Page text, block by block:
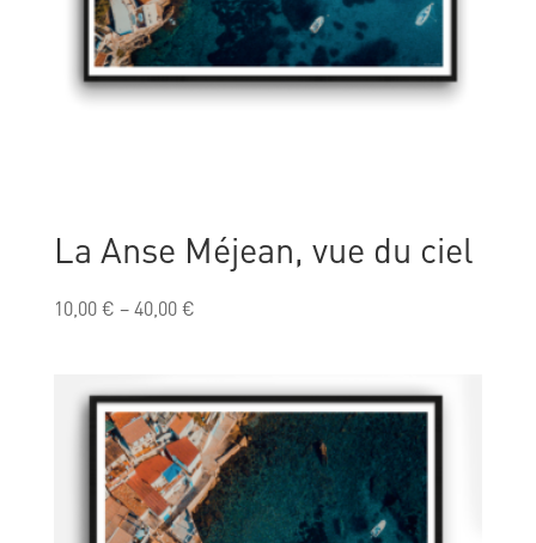
La Anse Méjean, vue du ciel
10,00€ –40,00€